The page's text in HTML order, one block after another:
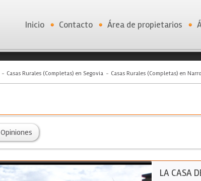
Inicio Contacto Área de propietarios
Casas Rurales (Completas) en Segovia Casas Rurales (Completas) en
Opiniones
LA CASA